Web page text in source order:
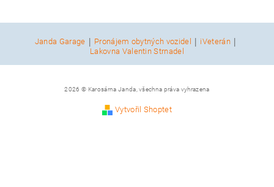
Janda Garage | Pronájem obytných vozidel | iVeterán |
Lakovna Valentin Strnadel
2026 © Karosárna Janda, všechna práva vyhrazena
Vytvořil Shoptet